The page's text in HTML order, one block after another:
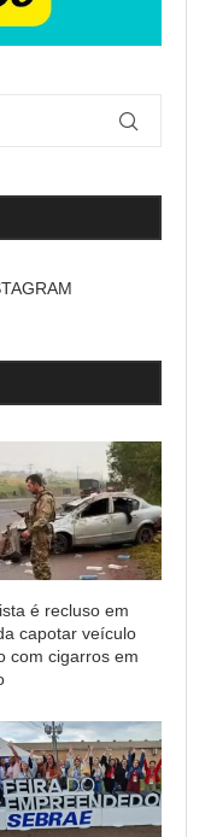
é recluso em
capotar veículo
com cigarros em